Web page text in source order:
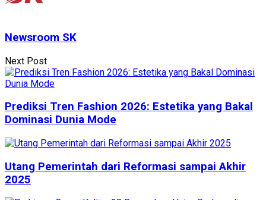
Newsroom SK
Next Post
Prediksi Tren Fashion 2026: Estetika yang Bakal
Dominasi Dunia Mode
Utang Pemerintah dari Reformasi sampai Akhir
2025